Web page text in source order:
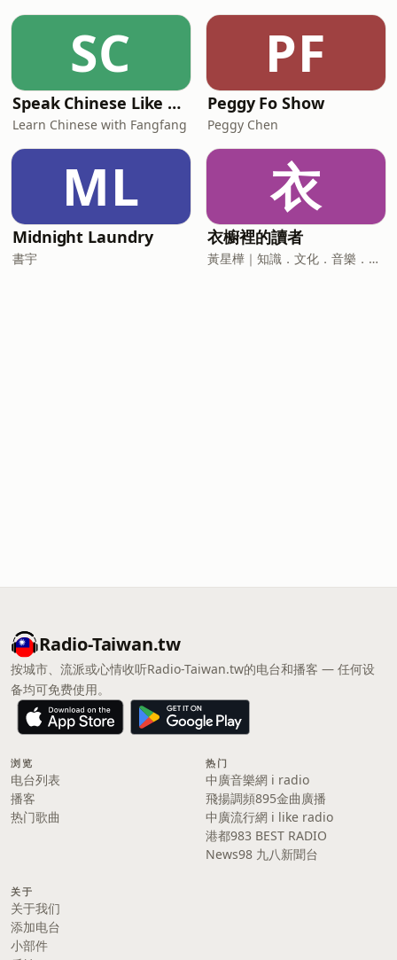
SC
Speak Chinese Like A Taiwanese Local
Learn Chinese with Fangfang
PF
Peggy Fo Show
Peggy Chen
ML
Midnight Laundry
書宇
衣
衣櫥裡的讀者
黃星樺｜知識．文化．音樂．閱讀．讀書．聽書．說書
Radio-Taiwan.tw
按城市、流派或心情收听Radio-Taiwan.tw的电台和播客 — 任何设
备均可免费使用。
浏览
电台列表
播客
热门歌曲
热门
中廣音樂網 i radio
飛揚調頻895金曲廣播
中廣流行網 i like radio
港都983 BEST RADIO
News98 九八新聞台
关于
关于我们
添加电台
小部件